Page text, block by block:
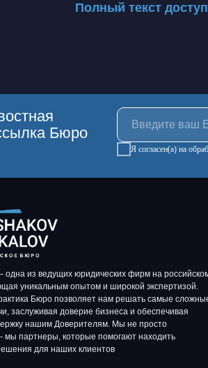
Полный текст
Я согласен(а) на
Бюро
одна из ведущих юридических фирм на
уникальным опытом и широкой экспертизой.
Бюро позволяет нам решать самые
заслуживая доверие бизнеса и обеспечивая
нашим Доверителям. Мы не просто
мы партнеры, которые помогают находить
для наших клиентов